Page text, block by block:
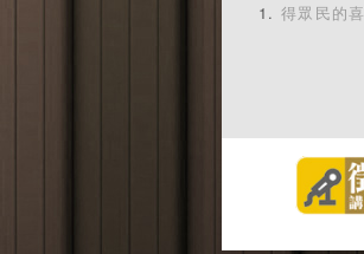
得眾民的